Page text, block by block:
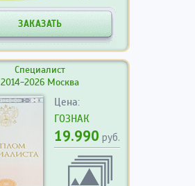
ЗАКАЗАТЬ
Специалист
2014-2026 Москва
Цена:
ГОЗНАК
19.990 руб.